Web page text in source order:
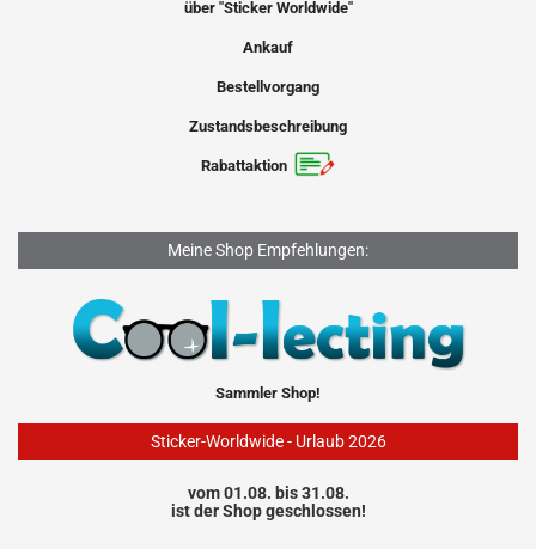
über "Sticker Worldwide"
Ankauf
Bestellvorgang
Zustandsbeschreibung
Rabattaktion
Meine Shop Empfehlungen:
Sammler Shop!
Sticker-Worldwide - Urlaub 2026
vom 01.08. bis 31.08.
ist der Shop geschlossen!